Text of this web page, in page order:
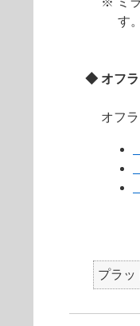
す
◆ オフラ
オフ
プラッ